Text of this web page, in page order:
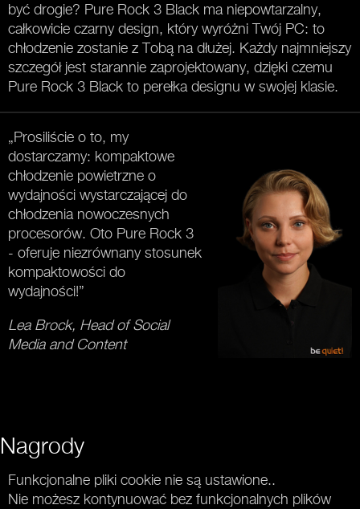
być drogie? Pure Rock 3 Black ma niepowtarzalny,
całkowicie czarny design, który wyróżni Twój PC: to
chłodzenie zostanie z Tobą na dłużej. Każdy najmniejszy
szczegół jest starannie zaprojektowany, dzięki czemu
Pure Rock 3 Black to perełka designu w swojej klasie.
„Prosiliście o to, my
dostarczamy: kompaktowe
chłodzenie powietrzne o
wydajności wystarczającej do
chłodzenia nowoczesnych
procesorów. Oto Pure Rock 3
- oferuje niezrównany stosunek
kompaktowości do
wydajności!”
Lea Brock, Head of Social
Media and Content
Nagrody
Funkcjonalne pliki cookie nie są ustawione..
Nie możesz kontynuować bez funkcjonalnych plików